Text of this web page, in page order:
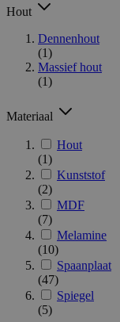
Hout
Dennenhout
(1)
Massief hout
(1)
Materiaal
Hout
(1)
Kunststof
(2)
MDF
(7)
Melamine
(10)
Spaanplaat
(47)
Spiegel
(5)